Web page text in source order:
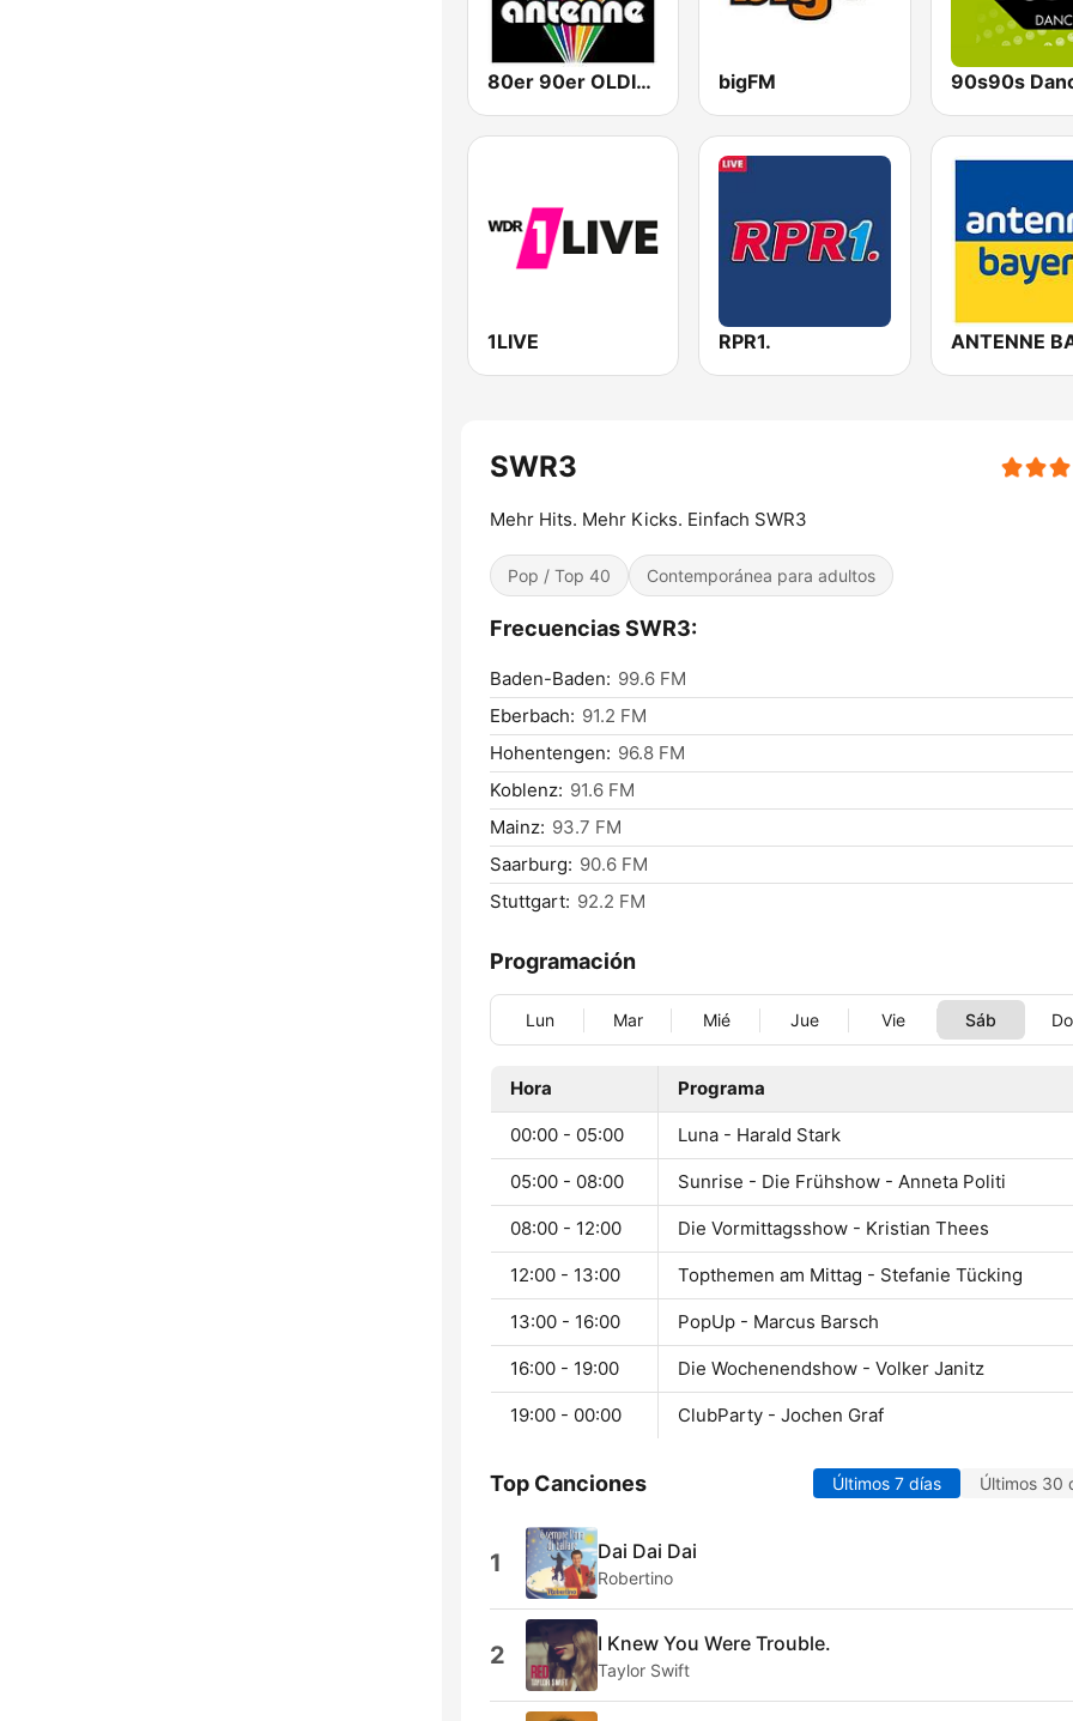
80er 90er OLDIE ANTENNE bigFM 90s90s
1LIVE RPR1.
SWR3
Mehr Hits. Mehr Kicks. Einfach SWR3
Pop / Top 40 Contemporánea para adultos
Frecuencias SWR3:
Baden-Baden: 99.6 FM
Eberbach: 91.2 FM
Hohentengen: 96.8 FM
Koblenz: 91.6 FM
Mainz: 93.7 FM
Saarburg: 90.6 FM
Stuttgart: 92.2 FM
Programación
Lun Mar Mié Jue Vie Sáb
Hora Programa
00:00 - 05:00 Luna - Harald Stark
05:00 - 08:00 Sunrise - Die Frühshow - Anneta Politi
08:00 - 12:00 Die Vormittagsshow - Kristian Thees
12:00 - 13:00 Topthemen am Mittag - Stefanie Tücking
13:00 - 16:00 PopUp - Marcus Barsch
16:00 - 19:00 Die Wochenendshow - Volker Janitz
19:00 - 00:00 ClubParty - Jochen Graf
Top Canciones Últimos 7 días Últimos 30
1 Dai Dai Dai
Robertino
2 I Knew You Were Trouble.
Taylor Swift